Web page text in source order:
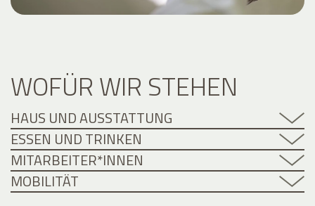
WOFÜR WIR STEHEN
HAUS UND AUSSTATTUNG
ESSEN UND TRINKEN
MITARBEITER*INNEN
MOBILITÄT